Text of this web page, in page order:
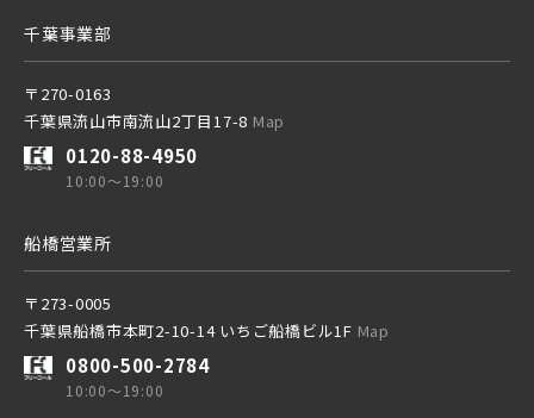
東京メトロ千代田線
北総鉄道
千葉事業部
〒270-0163
千葉県流山市南流山2丁目17-8 Map
0120-88-4950
10:00～19:00
船橋営業所
〒273-0005
千葉県船橋市本町2-10-14 いちご船橋ビル1F Map
0800-500-2784
10:00～19:00